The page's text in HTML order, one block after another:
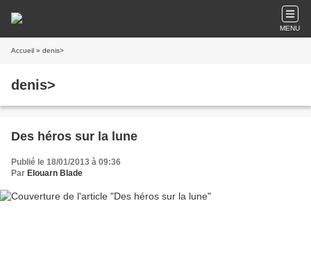
MENU
Accueil » denis>
denis>
Des héros sur la lune
Publié le 18/01/2013 à 09:36
Par Elouarn Blade